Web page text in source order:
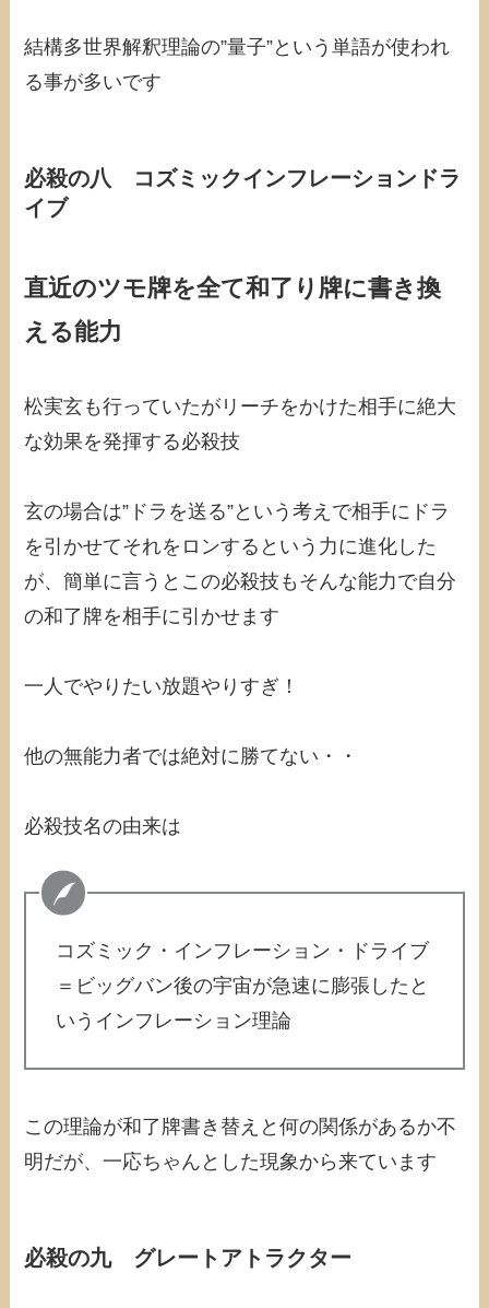
結構多世界解釈理論の”量子”という単語が使われ
る事が多いです
必殺の八 コズミックインフレーションドラ
イブ
直近のツモ牌を全て和了り牌に書き換
える能力
松実玄も行っていたがリーチをかけた相手に絶大
な効果を発揮する必殺技
玄の場合は”ドラを送る”という考えで相手にドラ
を引かせてそれをロンするという力に進化した
が、簡単に言うとこの必殺技もそんな能力で自分
の和了牌を相手に引かせます
一人でやりたい放題やりすぎ！
他の無能力者では絶対に勝てない・・
必殺技名の由来は
コズミック・インフレーション・ドライブ
＝ビッグバン後の宇宙が急速に膨張したと
いうインフレーション理論
この理論が和了牌書き替えと何の関係があるか不
明だが、一応ちゃんとした現象から来ています
必殺の九 グレートアトラクター